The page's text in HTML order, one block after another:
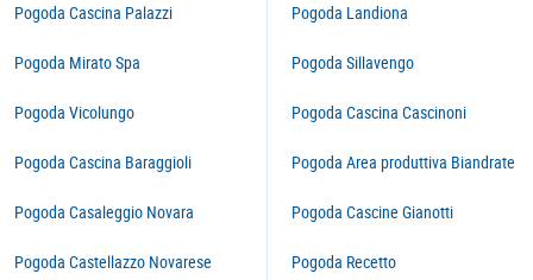
Pogoda Cascina Palazzi
Pogoda Mirato Spa
Pogoda Vicolungo
Pogoda Cascina Baraggioli
Pogoda Casaleggio Novara
Pogoda Castellazzo Novarese
Pogoda Landiona
Pogoda Sillavengo
Pogoda Cascina Cascinoni
Pogoda Area produttiva Biandrate
Pogoda Cascine Gianotti
Pogoda Recetto